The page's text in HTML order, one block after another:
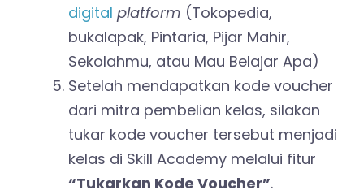
digital platform (Tokopedia,
bukalapak, Pintaria, Pijar Mahir,
Sekolahmu, atau Mau Belajar Apa)
Setelah mendapatkan kode voucher
dari mitra pembelian kelas, silakan
tukar kode voucher tersebut menjadi
kelas di Skill Academy melalui fitur
“Tukarkan Kode Voucher”.